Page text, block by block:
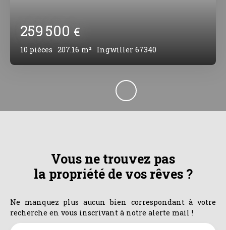
259 500 €
10 pièces 207.16 m² Ingwiller 67340
Vous ne trouvez pas
la propriété de vos rêves ?
Ne manquez plus aucun bien correspondant à votre
recherche en vous inscrivant à notre alerte mail !